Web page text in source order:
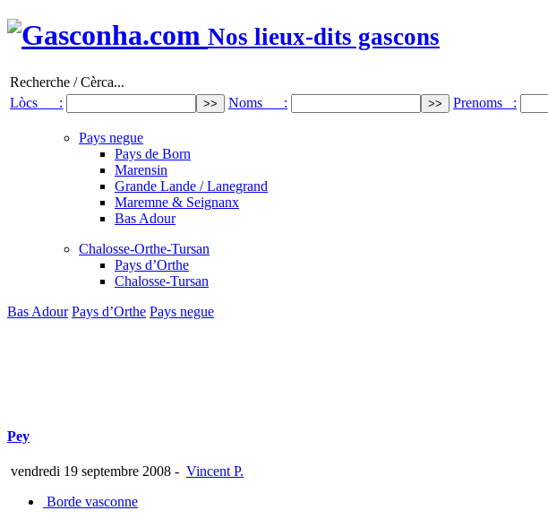
Nos lieux-dits gascons
Recherche / Cèrca...
Lòcs :
Noms : Prenoms :
Pays negue
Pays de Born
Marensin
Grande Lande / Lanegrand
Maremne & Seignanx
Bas Adour
Chalosse-Orthe-Tursan
Pays d’Orthe
Chalosse-Tursan
Bas Adour Pays d’Orthe Pays negue
Pey
vendredi 19 septembre 2008 - Vincent P.
Borde vasconne